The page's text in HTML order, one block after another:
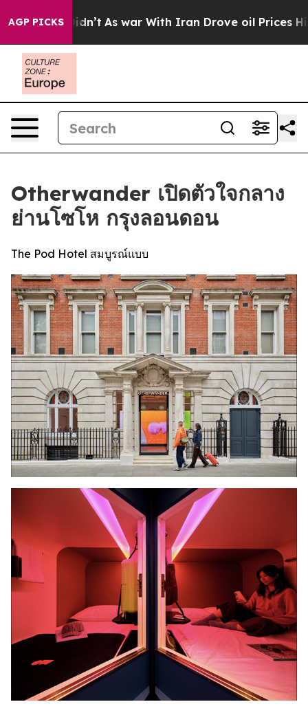
AGP PICKS
it Didn’t As war With Iran Drove oil Prices Higher,
Otherwander เปิดตัวใจกลาง
ย่านโซโห กรุงลอนดอน
The Pod Hotel สมบูรณ์แบบ